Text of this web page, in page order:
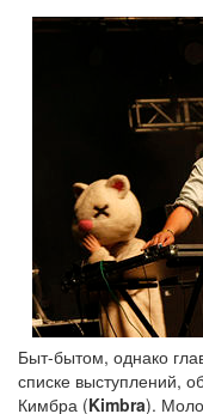
Быт-бытом, однако
списке выступлений,
Кимбра (Kimbra).